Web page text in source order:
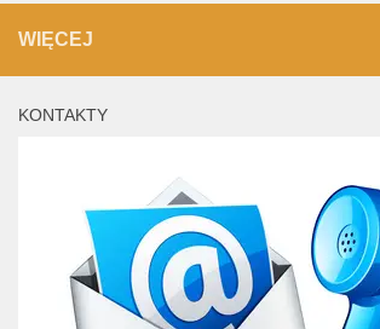
WIĘCEJ
KONTAKTY